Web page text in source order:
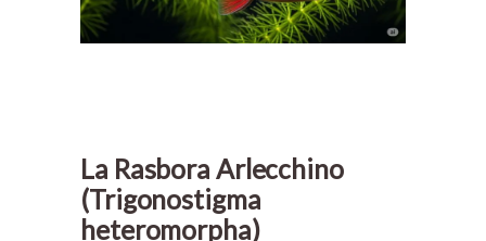
La Rasbora Arlecchino
(Trigonostigma
heteromorpha)